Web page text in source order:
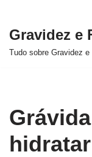
Pular
Gravidez e
Tudo sobre Gravidez